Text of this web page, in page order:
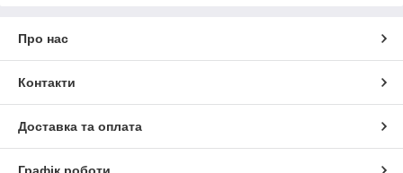
Про нас
Контакти
Доставка та оплата